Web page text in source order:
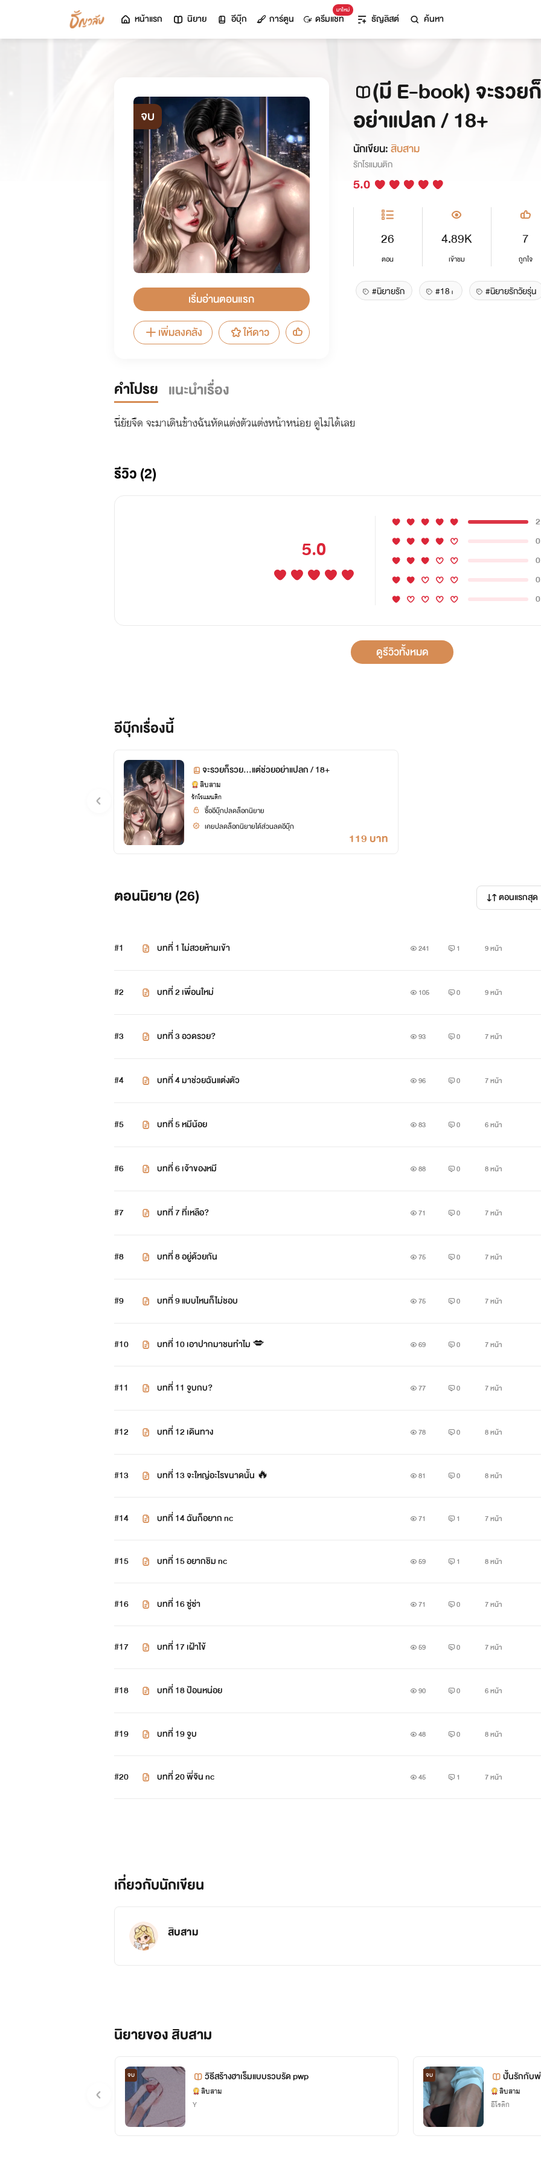
หน้าแรก นิยาย อีบุ๊ก การ์ตูน
มาใหม่
ดรีมแชท ธัญลิสต์ ค้นหา
จบ
เริ่มอ่านตอนแรก
เพิ่มลงคลัง
ให้ดาว
(มี E-book) จะรว
อย่าแปลก / 18+
นักเขียน:สิบสาม
รักโรแมนติก
5.0
26
ตอน
4.89K
เข้าชม
7
ถูกใจ
#นิยายรัก #18+ #นิยายรักวัยรุ่น
คำโปรย แนะนำเรื่อง
นี่ยัยจืด จะมาเดินข้างฉันหัดแต่งตัวแต่งหน้าหน่อย ดูไม่ได้เลย
รีวิว (2)
5.0
2
0
0
0
0
ดูรีวิวทั้งหมด
อีบุ๊กเรื่องนี้
จะรวยก็รวย…แต่ช่วยอย่าแปลก / 18+
สิบสาม
รักโรแมนติก
ซื้ออีบุ๊กปลดล็อกนิยาย
เคยปลดล็อกนิยายได้ส่วนลดอีบุ๊ก
119 บาท
ตอนนิยาย (26) ตอนแรกสุด
#1 บทที่ 1 ไม่สวยห้ามเข้า 241 1 9 หน้า
#2 บทที่ 2 เพื่อนใหม่ 105 0 9 หน้า
#3 บทที่ 3 อวดรวย? 93 0 7 หน้า
#4 บทที่ 4 มาช่วยฉันแต่งตัว 96 0 7 หน้า
#5 บทที่ 5 หมีน้อย 83 0 6 หน้า
#6 บทที่ 6 เจ้าของหมี 88 0 8 หน้า
#7 บทที่ 7 ที่เหลือ? 71 0 7 หน้า
#8 บทที่ 8 อยู่ด้วยกัน 75 0 7 หน้า
#9 บทที่ 9 แบบไหนก็ไม่ชอบ 75 0 7 หน้า
#10 บทที่ 10 เอาปากมาชนทำไม 💋 69 0 7 หน้า
#11 บทที่ 11 จูบกบ? 77 0 7 หน้า
#12 บทที่ 12 เดินทาง 78 0 8 หน้า
#13 บทที่ 13 จะใหญ่อะไรขนาดนั้น 🔥 81 0 8 หน้า
#14 บทที่ 14 ฉันก็อยาก nc 71 1 7 หน้า
#15 บทที่ 15 อยากชิม nc 59 1 8 หน้า
#16 บทที่ 16 ซู่ซ่า 71 0 7 หน้า
#17 บทที่ 17 เฝ้าไข้ 59 0 7 หน้า
#18 บทที่ 18 ป้อนหน่อย 90 0 6 หน้า
#19 บทที่ 19 จูบ 48 0 8 หน้า
#20 บทที่ 20 พี่จิน nc 45 1 7 หน้า
เกี่ยวกับนักเขียน
สิบสาม
นิยายของ สิบสาม
จบ วิธีสร้างฮาเร็มแบบรวบรัด pwp
สิบสาม
Y
จบ ปั้นรักกับพ่
สิบสาม
อีโรติก